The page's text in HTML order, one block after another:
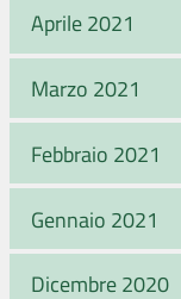
Aprile 2021
Marzo 2021
Febbraio 2021
Gennaio 2021
Dicembre 2020